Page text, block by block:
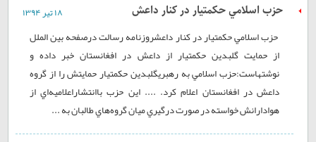
حزب اسلامي حکمتيار در کنار داعش ۱۸ تير ۱۳۹۴
حزب اسلامي حکمتيار در کنار داعشروزنامه رسالت درصفحه بین الملل
از حمايت گلبدين حکمتيار از داعش در افغانستان خبر داده و
نوشتهاست:حزب اسلامي به رهبريگلبدين حکمتيار حمايتش را از گروه
داعش در افغانستان اعلام کرد. .... اين حزب باانتشاراعلاميه‌اي از
هوادارانش خواسته‌ در صورت درگيري ميان گروه‌هاي طالبان به ...